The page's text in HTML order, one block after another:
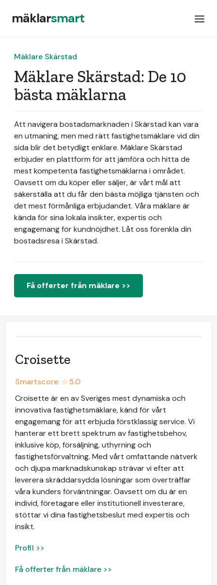
mäklarsmart
Mäklare Skärstad
Mäklare Skärstad: De 10
bästa mäklarna
Att navigera bostadsmarknaden i Skärstad kan vara
en utmaning, men med rätt fastighetsmäklare vid din
sida blir det betydligt enklare. Mäklare Skärstad
erbjuder en plattform för att jämföra och hitta de
mest kompetenta fastighetsmäklarna i området.
Oavsett om du köper eller säljer, är vårt mål att
säkerställa att du får den bästa möjliga tjänsten och
det mest förmånliga erbjudandet. Våra mäklare är
kända för sina lokala insikter, expertis och
engagemang för kundnöjdhet. Låt oss förenkla din
bostadsresa i Skärstad.
Få offerter från mäklare >>
Croisette
Smartscore: ☆5.0
Croisette är en av Sveriges mest dynamiska och
innovativa fastighetsmäklare, känd för vårt
engagemang för att erbjuda förstklassig service. Vi
hanterar ett brett spektrum av fastighetsbehov,
inklusive köp, försäljning, uthyrning och
fastighetsförvaltning. Med vårt omfattande nätverk
och djupa marknadskunskap strävar vi efter att
leverera skräddarsydda lösningar som överträffar
våra kunders förväntningar. Oavsett om du är en
individ, företagare eller institutionell investerare,
stöttar vi dina fastighetsbeslut med expertis och
insikt.
Profil >>
Få offerter från mäklare >>